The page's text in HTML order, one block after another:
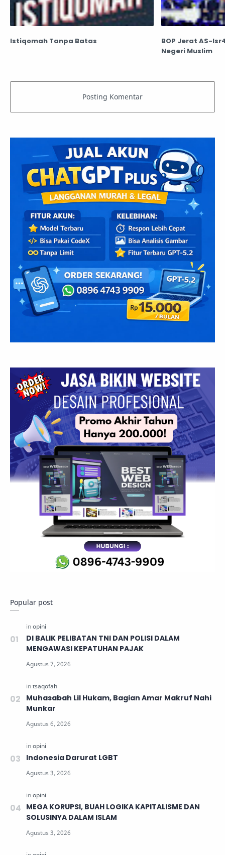
Istiqomah Tanpa Batas
BOP Jerat AS-
Negeri Muslim
Popular post
DI BALIK PELIBATAN TNI DAN POLISI DALAM
MENGAWASI KEPATUHAN PAJAK
Muhasabah Lil Hukam, Bagian Amar Makruf Nahi
Munkar
Indonesia Darurat LGBT
MEGA KORUPSI, BUAH LOGIKA KAPITALISME DAN
SOLUSINYA DALAM ISLAM